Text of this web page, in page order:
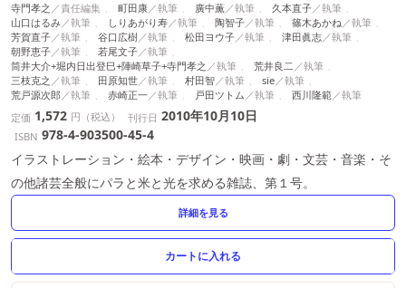
寺門孝之 町田康 廣中薫
久本直子
山口はるみ
しりあがり寿 陶智子
篠木あかね
芳賀直子
谷口広樹 松田ヨウ子
津田眞志
朝野恵子
若尾文子
筒井大介+堀内日出登巳+陣崎草子+寺門孝之
荒井良二
三枝克之
田原知世 村田智
sie
荒戸源次郎
赤崎正一 戸田ツトム
西川隆範
定価 1,572 円（税込） 刊行日 2010年10月10日
ISBN 978-4-903500-45-4
イラストレーション・絵本・デザイン・映画・劇・文芸・音楽・そ
の他諸芸全般にパラと米と光を求める雑誌、第１号。
詳細を見る